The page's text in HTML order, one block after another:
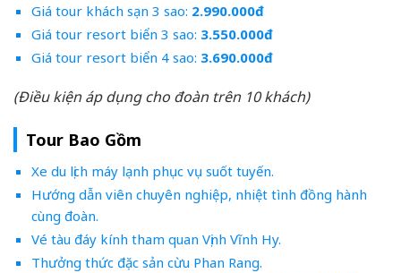
Giá tour khách sạn 3 sao: 2.990.000đ
Giá tour resort biển 3 sao: 3.550.000đ
Giá tour resort biển 4 sao: 3.690.000đ
(Điều kiện áp dụng cho đoàn trên 10 khách)
Tour Bao Gồm
Xe du lịch máy lạnh phục vụ suốt tuyến.
Hướng dẫn viên chuyên nghiệp, nhiệt tình đồng hành
cùng đoàn.
Vé tàu đáy kính tham quan Vịnh Vĩnh Hy.
Thưởng thức đặc sản cừu Phan Rang.